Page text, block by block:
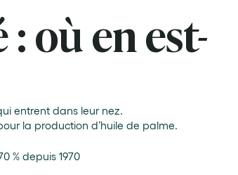
où en est-
entrent dans leur nez.
la production d’huile de palme.
% depuis 1970